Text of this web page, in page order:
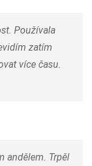
Používala
zatím
více času.
andělem. Trpěl